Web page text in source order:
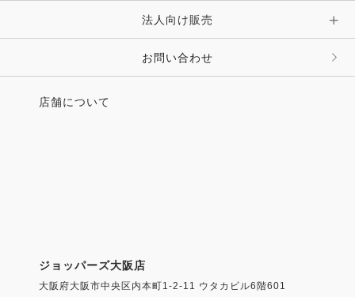
法人向け販売
お問い合わせ
店舗について
ジョッパーズ大阪店
大阪府大阪市中央区内本町1-2-11 ウタカビル6階601